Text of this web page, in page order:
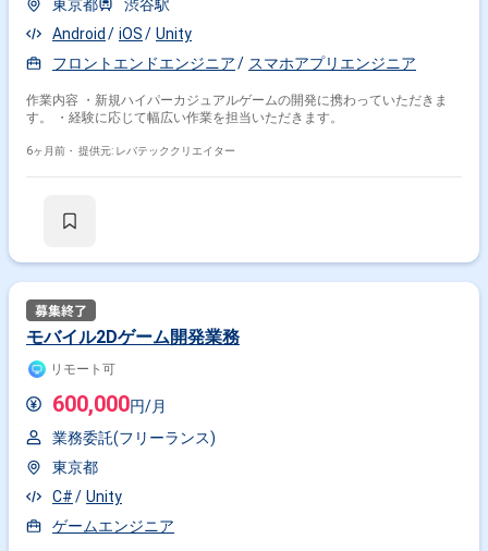
東京都
渋谷駅
Android
iOS
Unity
フロントエンドエンジニア
スマホアプリエンジニア
作業内容 ・新規ハイパーカジュアルゲームの開発に携わっていただきま
す。 ・経験に応じて幅広い作業を担当いただきます。
6ヶ月前・ 提供元: レバテッククリエイター
モバイル2Dゲーム開発業務
リモート可
600,000円/月
業務委託(フリーランス)
東京都
C#
Unity
ゲームエンジニア